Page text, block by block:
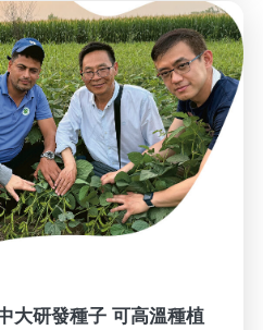
大研發種子 可高溫種植